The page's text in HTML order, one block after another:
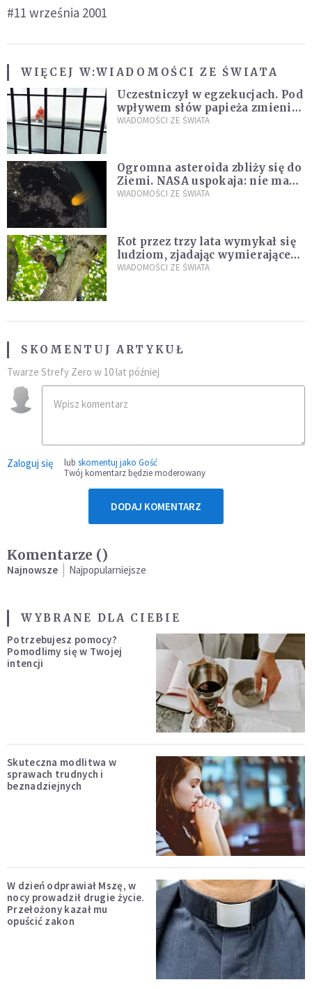
#11 września 2001
WIĘCEJ W:WIADOMOŚCI ZE ŚWIATA
Uczestniczył w egzekucjach. Pod
wpływem słów papieża zmienił
zdanie
WIADOMOŚCI ZE ŚWIATA
Ogromna asteroida zbliży się do
Ziemi. NASA uspokaja: nie ma
zagrożenia
WIADOMOŚCI ZE ŚWIATA
Kot przez trzy lata wymykał się
ludziom, zjadając wymierające
kaczki. W końcu popełnił
WIADOMOŚCI ZE ŚWIATA
SKOMENTUJ ARTYKUŁ
Twarze Strefy Zero w 10 lat później
Zaloguj się lub skomentuj jako Gość
Twój komentarz będzie moderowany
DODAJ KOMENTARZ
Komentarze ()
Najnowsze Najpopularniejsze
WYBRANE DLA CIEBIE
Potrzebujesz pomocy?
Pomodlimy się w Twojej
intencji
Skuteczna modlitwa w
sprawach trudnych i
beznadziejnych
W dzień odprawiał Mszę, w
nocy prowadził drugie życie.
Przełożony kazał mu
opuścić zakon